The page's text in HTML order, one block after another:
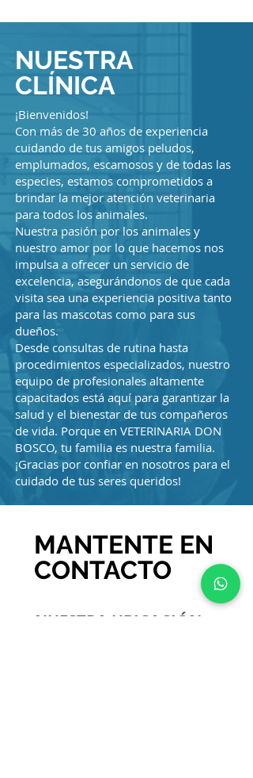
NUESTRA
CLÍNICA
¡Bienvenidos!
Con más de 30 años de experiencia
cuidando de tus amigos peludos,
emplumados, escamosos y de todas las
especies, estamos comprometidos a
brindar la mejor atención veterinaria
para todos los animales.
Nuestra pasión por los animales y
nuestro amor por lo que hacemos nos
impulsa a ofrecer un servicio de
excelencia, asegurándonos de que cada
visita sea una experiencia positiva tanto
para las mascotas como para sus
dueños.
Desde consultas de rutina hasta
procedimientos especializados, nuestro
equipo de profesionales altamente
capacitados está aquí para garantizar la
salud y el bienestar de tus compañeros
de vida. Porque en VETERINARIA DON
BOSCO, tu familia es nuestra familia.
¡Gracias por confiar en nosotros para el
cuidado de tus seres queridos!
MANTENTE EN
CONTACTO
NUESTRA UBICACIÓN